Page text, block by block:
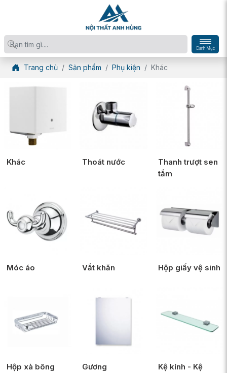
Danh Mục
Trang chủ Sản phẩm Phụ kiện Khác
Khác Thoát nước
Thanh trượt sen
tắm
Móc áo Vắt khăn Hộp giấy vệ sinh
Hộp xà bông Gương
Kệ kính - Kệ